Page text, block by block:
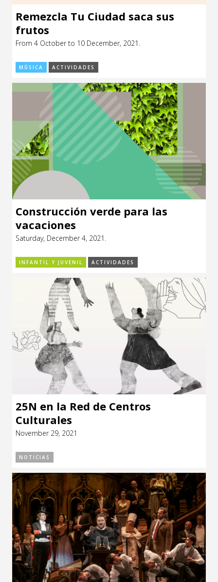
Remezcla Tu Ciudad saca sus
frutos
From 4 October to 10 December, 2021.
MÚSICA ACTIVIDADES
Construcción verde para las
vacaciones
Saturday, December 4, 2021.
INFANTIL Y JUVENIL ACTIVIDADES
25N en la Red de Centros
Culturales
November 29, 2021
NOTICIAS